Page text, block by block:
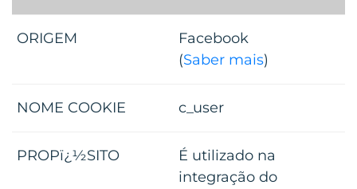
Facebook
(Saber mais)
c_user
É utilizado na
integração do